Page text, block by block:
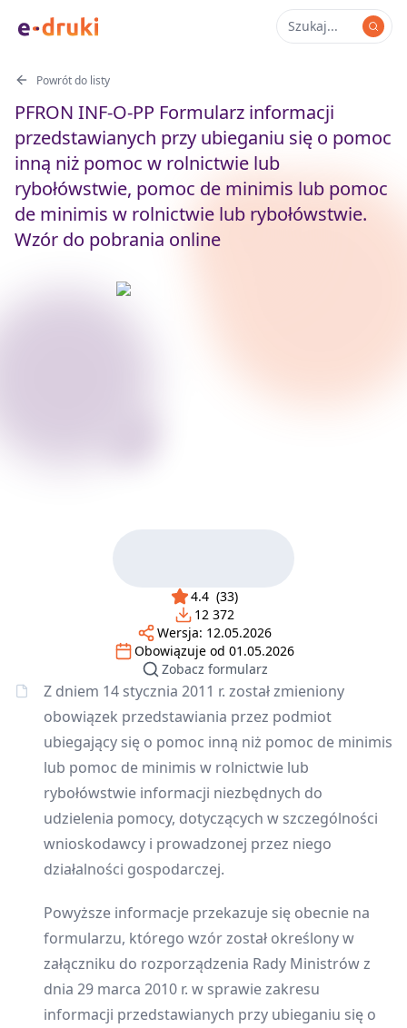
Powrót do listy
PFRON INF-O-PP Formularz informacji
przedstawianych przy ubieganiu się o pomoc
inną niż pomoc w rolnictwie lub
rybołówstwie, pomoc de minimis lub pomoc
de minimis w rolnictwie lub rybołówstwie.
Wzór do pobrania online
4.4 (33)
12 372
Wersja: 12.05.2026
Obowiązuje od 01.05.2026
Zobacz formularz
Z dniem 14 stycznia 2011 r. został zmieniony
obowiązek przedstawiania przez podmiot
ubiegający się o pomoc inną niż pomoc de minimis
lub pomoc de minimis w rolnictwie lub
rybołówstwie informacji niezbędnych do
udzielenia pomocy, dotyczących w szczególności
wnioskodawcy i prowadzonej przez niego
działalności gospodarczej.
Powyższe informacje przekazuje się obecnie na
formularzu, którego wzór został określony w
załączniku do rozporządzenia Rady Ministrów z
dnia 29 marca 2010 r. w sprawie zakresu
informacji przedstawianych przy ubieganiu się o